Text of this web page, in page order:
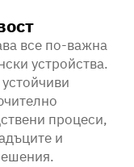
все по-важна
устройства.
процеси,
и